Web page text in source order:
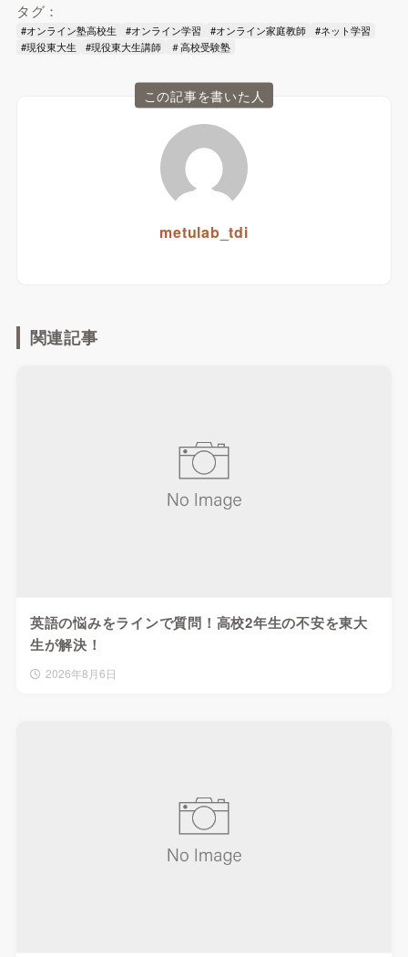
タグ：
#オンライン塾高校生 #オンライン学習 #オンライン家庭教師
#ネット学習
#現役東大生
#現役東大生講師 ＃高校受験塾
この記事を書いた人
metulab_tdi
関連記事
英語の悩みをラインで質問！高校2年生の不安を東大
生が解決！
2026年8月6日